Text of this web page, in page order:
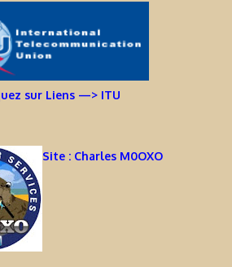
sur Liens —> ITU
Site : Charles M0OXO